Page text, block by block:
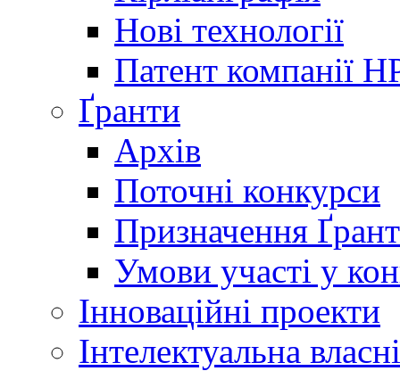
Нові технології
Патент компанії
Ґранти
Архів
Поточні конкурси
Призначення
Умови участі у
Інноваційні проекти
Інтелектуальна